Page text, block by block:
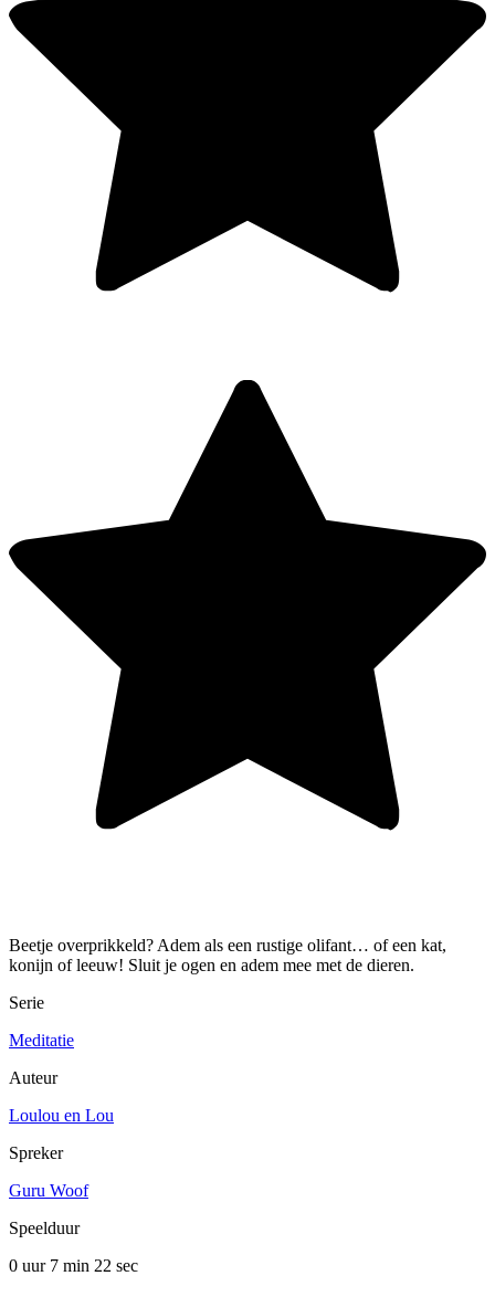
Beetje overprikkeld? Adem als een rustige olifant… of een kat,
konijn of leeuw! Sluit je ogen en adem mee met de dieren.
Serie
Meditatie
Auteur
Loulou en Lou
Spreker
Guru Woof
Speelduur
0 uur 7 min 22 sec